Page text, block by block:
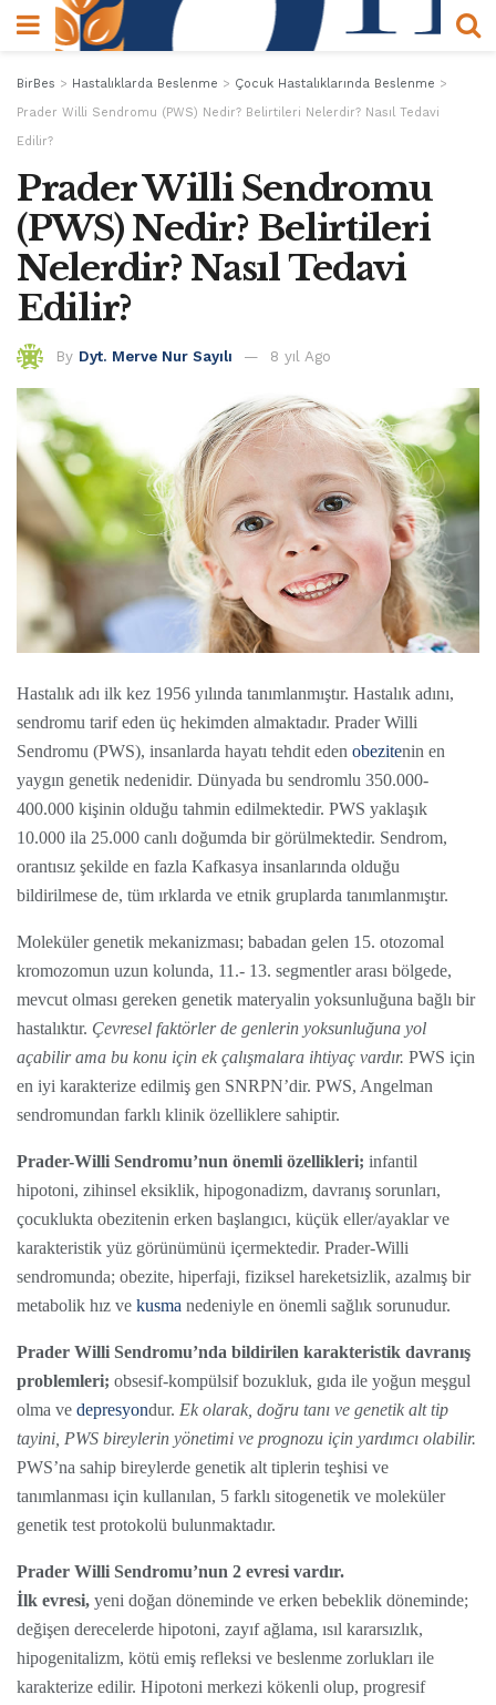
BirBes > Hastalıklarda Beslenme > Çocuk Hastalıklarında Beslenme >
Prader Willi Sendromu (PWS) Nedir? Belirtileri Nelerdir? Nasıl Tedavi
Edilir?
Prader Willi Sendromu
(PWS) Nedir? Belirtileri
Nelerdir? Nasıl Tedavi
Edilir?
By Dyt. Merve Nur Sayılı 8 yıl Ago
Hastalık adı ilk kez 1956 yılında tanımlanmıştır. Hastalık adını,
sendromu tarif eden üç hekimden almaktadır. Prader Willi
Sendromu (PWS), insanlarda hayatı tehdit eden obezitenin en
yaygın genetik nedenidir. Dünyada bu sendromlu 350.000-
400.000 kişinin olduğu tahmin edilmektedir. PWS yaklaşık
10.000 ila 25.000 canlı doğumda bir görülmektedir. Sendrom,
orantısız şekilde en fazla Kafkasya insanlarında olduğu
bildirilmese de, tüm ırklarda ve etnik gruplarda tanımlanmıştır.
Moleküler genetik mekanizması; babadan gelen 15. otozomal
kromozomun uzun kolunda, 11.- 13. segmentler arası bölgede,
mevcut olması gereken genetik materyalin yoksunluğuna bağlı bir
hastalıktır. Çevresel faktörler de genlerin yoksunluğuna yol
açabilir ama bu konu için ek çalışmalara ihtiyaç vardır. PWS için
en iyi karakterize edilmiş gen SNRPN’dir. PWS, Angelman
sendromundan farklı klinik özelliklere sahiptir.
Prader-Willi Sendromu’nun önemli özellikleri; infantil
hipotoni, zihinsel eksiklik, hipogonadizm, davranış sorunları,
çocuklukta obezitenin erken başlangıcı, küçük eller/ayaklar ve
karakteristik yüz görünümünü içermektedir. Prader-Willi
sendromunda; obezite, hiperfaji, fiziksel hareketsizlik, azalmış bir
metabolik hız ve kusma nedeniyle en önemli sağlık sorunudur.
Prader Willi Sendromu’nda bildirilen karakteristik davranış
problemleri; obsesif-kompülsif bozukluk, gıda ile yoğun meşgul
olma ve depresyondur. Ek olarak, doğru tanı ve genetik alt tip
tayini, PWS bireylerin yönetimi ve prognozu için yardımcı olabilir.
PWS’na sahip bireylerde genetik alt tiplerin teşhisi ve
tanımlanması için kullanılan, 5 farklı sitogenetik ve moleküler
genetik test protokolü bulunmaktadır.
Prader Willi Sendromu’nun 2 evresi vardır.
İlk evresi, yeni doğan döneminde ve erken bebeklik döneminde;
değişen derecelerde hipotoni, zayıf ağlama, ısıl kararsızlık,
hipogenitalizm, kötü emiş refleksi ve beslenme zorlukları ile
karakterize edilir. Hipotoni merkezi kökenli olup, progresif